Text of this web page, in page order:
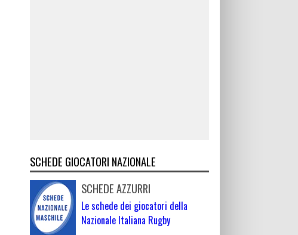
SCHEDE GIOCATORI NAZIONALE
SCHEDE AZZURRI
Le schede dei giocatori della
Nazionale Italiana Rugby